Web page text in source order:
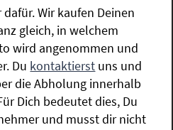
Wir kaufen Deinen
gleich, in welchem
wird angenommen und
Du kontaktierst uns und
die Abholung innerhalb
Dich bedeutet dies, Du
und musst dir nicht